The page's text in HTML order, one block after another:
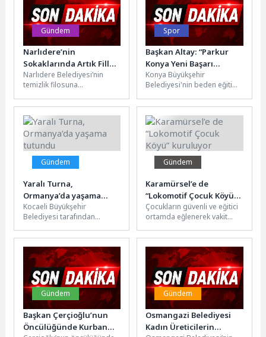
Gündem
Narlıdere’nin
Sokaklarında Artık Filler
Geziyor
Narlıdere Belediyesi’nin
temizlik filosuna
bilinen 6 adet akülü süpürge
makinesi ile...
Spor
Başkan Altay: “Parkur
Konya Yeni Başarı
Hikayelerinin Adresi
Olmaya Devam Ediyor”
Konya Büyükşehir
Belediyesi'nin beden eğitimi
polislik, bekçilik, spor liseleri
ve askeri okullar...
Gündem
Yaralı Turna,
Ormanya’da yaşama
tutundu
Kocaeli Büyükşehir
Belediyesi tarafından
bünyesinde hizmet veren
Yaban Hayatı Kurtarma ve...
Gündem
Karamürsel’e de
“Lokomotif Çocuk Köyü”
kuruluyor
Çocukların güvenli ve eğitici
ortamda eğlenerek vakit
Köyü Projesi”, Kocaeli’nin
dört bir...
Gündem
Başkan Çerçioğlu’nun
Öncülüğünde Kurban
Gündem
Osmangazi Belediyesi
Kadın Üreticilerin